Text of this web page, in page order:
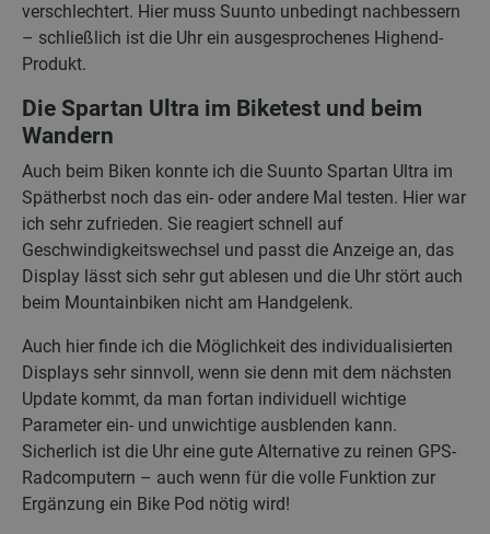
verschlechtert. Hier muss Suunto unbedingt nachbessern
– schließlich ist die Uhr ein ausgesprochenes Highend-
Produkt.
Die Spartan Ultra im Biketest und beim
Wandern
Auch beim Biken konnte ich die Suunto Spartan Ultra im
Spätherbst noch das ein- oder andere Mal testen. Hier war
ich sehr zufrieden. Sie reagiert schnell auf
Geschwindigkeitswechsel und passt die Anzeige an, das
Display lässt sich sehr gut ablesen und die Uhr stört auch
beim Mountainbiken nicht am Handgelenk.
Auch hier finde ich die Möglichkeit des individualisierten
Displays sehr sinnvoll, wenn sie denn mit dem nächsten
Update kommt, da man fortan individuell wichtige
Parameter ein- und unwichtige ausblenden kann.
Sicherlich ist die Uhr eine gute Alternative zu reinen GPS-
Radcomputern – auch wenn für die volle Funktion zur
Ergänzung ein Bike Pod nötig wird!